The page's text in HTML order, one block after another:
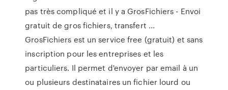
pas très compliqué et il y a GrosFichiers - Envoi
gratuit de gros fichiers, transfert ...
GrosFichiers est un service free (gratuit) et sans
inscription pour les entreprises et les
particuliers. Il permet d'envoyer par email à un
ou plusieurs destinataires un fichier lourd ou